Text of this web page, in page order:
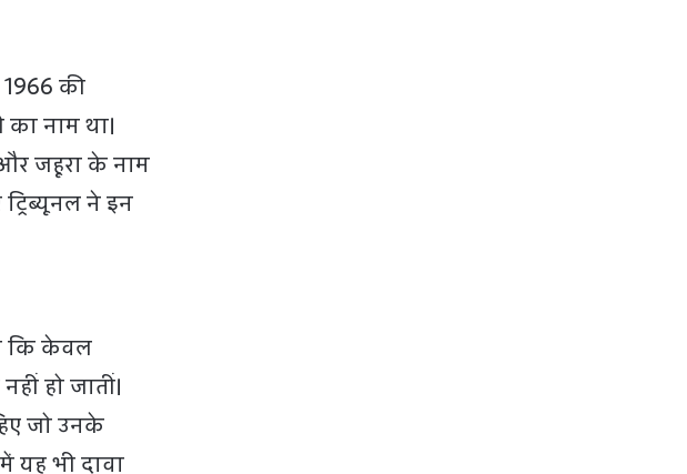
की
नाम था।
जहूरा के नाम
ने इन
कि केवल
हो जातीं।
जो उनके
यह भी दावा